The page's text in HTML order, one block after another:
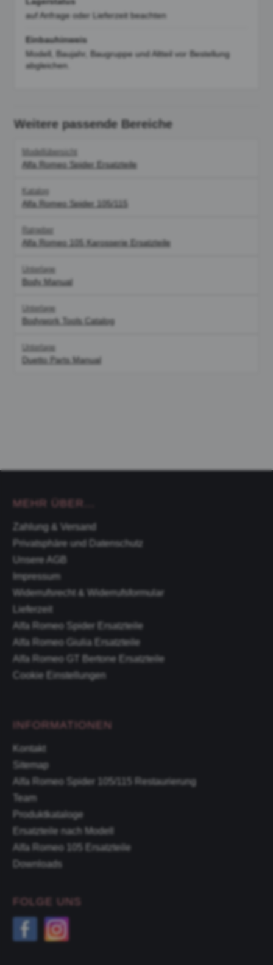
auf Anfrage oder Lieferzeit beachten
Einbauhinweis
Modell, Baujahr, Baugruppe und Altteil vor Bestellung
abgleichen.
Weitere passende Bereiche
Modellübersicht
Alfa Romeo Spider Ersatzteile
Katalog
Alfa Romeo Spider 105/115
Ratgeber
Alfa Romeo 105 Karosserie Ersatzteile
Unterlage
Body Manual
Unterlage
Bodywork Tools Catalog
Unterlage
Duetto Parts Manual
MEHR ÜBER...
Zahlung & Versand
Privatsphäre und Datenschutz
Unsere AGB
Impressum
Widerrufsrecht & Widerrufsformular
Lieferzeit
Alfa Romeo Spider Ersatzteile
Alfa Romeo Giulia Ersatzteile
Alfa Romeo GT Bertone Ersatzteile
Cookie Einstellungen
INFORMATIONEN
Kontakt
Sitemap
Alfa Romeo Spider 105/115 Restaurierung
Team
Produktkataloge
Ersatzteile nach Modell
Alfa Romeo 105 Ersatzteile
Downloads
FOLGE UNS